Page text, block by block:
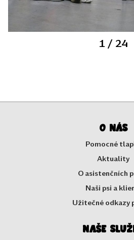
1 / 24
O nás
Pomocné
Aktuality
O asistenčních
Naši psi a
Užitečné odkazy
Naše